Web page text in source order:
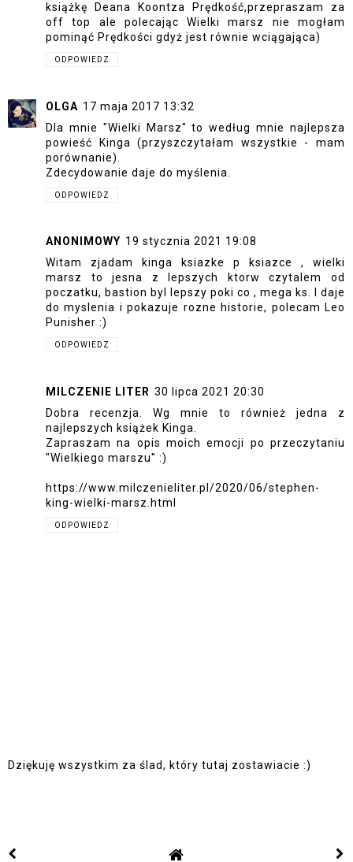
książkę Deana Koontza Prędkość,przepraszam za
off top ale polecając Wielki marsz nie mogłam
pominąć Prędkości gdyż jest równie wciągająca)
ODPOWIEDZ
OLGA 17 maja 2017 13:32
Dla mnie "Wielki Marsz" to według mnie najlepsza
powieść Kinga (przyszczytałam wszystkie - mam
porównanie).
Zdecydowanie daje do myślenia.
ODPOWIEDZ
ANONIMOWY 19 stycznia 2021 19:08
Witam zjadam kinga ksiazke p ksiazce , wielki
marsz to jesna z lepszych ktorw czytalem od
poczatku, bastion byl lepszy poki co , mega ks. I daje
do myslenia i pokazuje rozne historie, polecam Leo
Punisher :)
ODPOWIEDZ
MILCZENIE LITER 30 lipca 2021 20:30
Dobra recenzja. Wg mnie to również jedna z
najlepszych książek Kinga.
Zapraszam na opis moich emocji po przeczytaniu
"Wielkiego marszu" :)
https://www.milczenieliter.pl/2020/06/stephen-
king-wielki-marsz.html
ODPOWIEDZ
Dziękuję wszystkim za ślad, który tutaj zostawiacie :)